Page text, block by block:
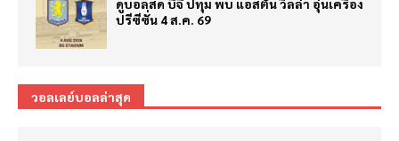
ดูบอลสด บีจี ปทุม พบ แอสตัน วิลล่า อุ่นเครื่อง
ปรีซีซั่น 4 ส.ค. 69
วอลเลย์บอลล่าสุด